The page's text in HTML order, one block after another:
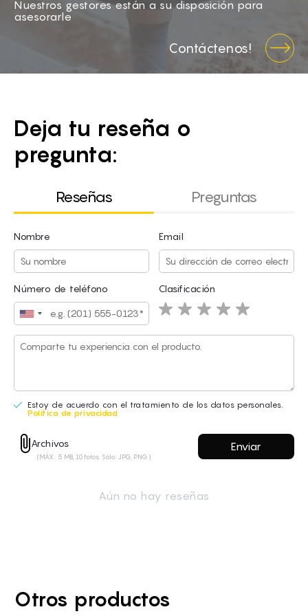
Nuestros gestores están a su disposición para
asesorarle
Contáctenos!
Deja tu reseña o
pregunta:
Reseñas Preguntas
Nombre Email
Número de teléfono Clasificación
Estoy de acuerdo con el tratamiento de los datos personales.
Política de privacidad
Archivos
(MÁX.: 5 MB, 10 fotos. Sólo: JPG, PNG.)
Aún no hay reseñas
Nombre Email
Archivos
Otros productos